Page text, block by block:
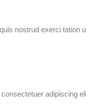
nostrud exerci tation
adipiscing